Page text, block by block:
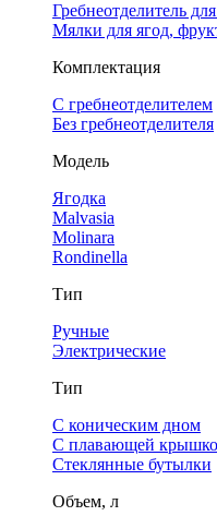
Гребнеотделитель
Мялки для ягод,
Комплектация
С гребнеотделителем
Без гребнеотделителя
Модель
Ягодка
Malvasia
Molinara
Rondinella
Тип
Ручные
Электрические
Тип
С коническим дном
С плавающей
Стеклянные бутылки
Объем, л